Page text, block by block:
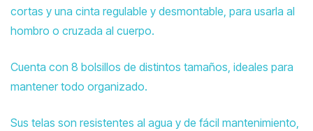
cortas y una cinta regulable y desmontable, para usarla al
hombro o cruzada al cuerpo.
Cuenta con 8 bolsillos de distintos tamaños, ideales para
mantener todo organizado.
Sus telas son resistentes al agua y de fácil mantenimiento,